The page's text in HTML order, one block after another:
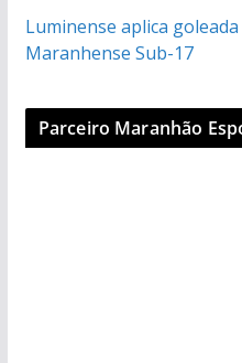
Luminense aplica
Maranhense Sub-17
Parceiro Maranhão